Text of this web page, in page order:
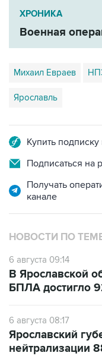
ХРОНИКА
Военная
Михаил Евраев
Ярославль
Купить
Подписаться на
Получать
канале
НОВОСТИ ПО
6 августа 09:14
В Ярославской
БПЛА достигло
6 августа 08:17
Ярославский
нейтрализации